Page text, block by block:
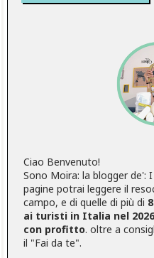
Ciao Benvenuto!
Sono Moira: la blogger de':
pagine potrai leggere il
campo, e di quelle di più di
ai turisti in Italia nel
con profitto. oltre a
il "Fai da te".